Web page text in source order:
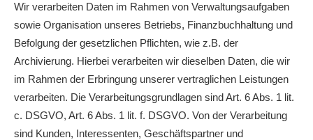
Wir verarbeiten Daten im Rahmen von Verwaltungsaufgaben
sowie Organisation unseres Betriebs, Finanzbuchhaltung und
Befolgung der gesetzlichen Pflichten, wie z.B. der
Archivierung. Hierbei verarbeiten wir dieselben Daten, die wir
im Rahmen der Erbringung unserer vertraglichen Leistungen
verarbeiten. Die Verarbeitungsgrundlagen sind Art. 6 Abs. 1 lit.
c. DSGVO, Art. 6 Abs. 1 lit. f. DSGVO. Von der Verarbeitung
sind Kunden, Interessenten, Geschäftspartner und